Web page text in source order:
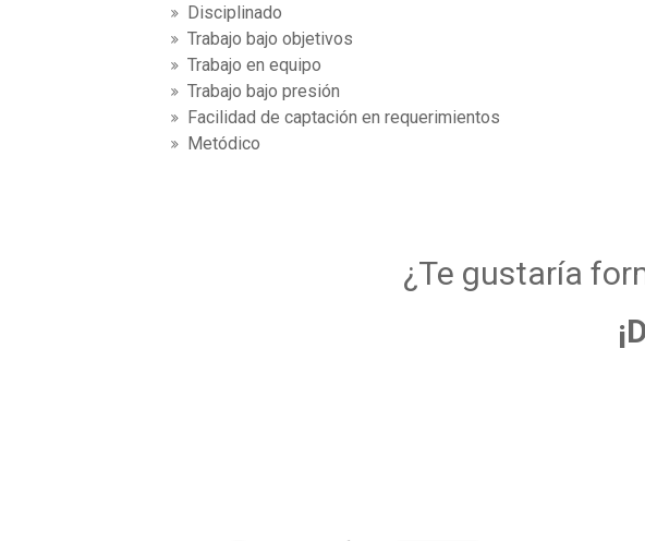
Disciplinado
Trabajo bajo objetivos
Trabajo en equipo
Trabajo bajo presión
Facilidad de captación en requerimientos
Metódico
¿Te gustaría